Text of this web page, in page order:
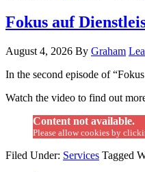
Fokus auf
August 4, 2026 By Graham
In the second episode of
Watch the video to find out
Content not available.
Please allow cookies by
Filed Under: Services Tagged